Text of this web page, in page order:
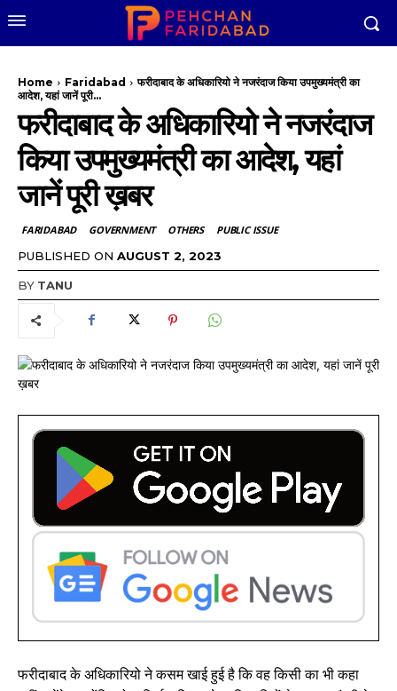
Home Faridabad
फरीदाबाद के अधिकारियो ने नजरंदाज किया उपमुख्यमंत्री का
आदेश, यहां जानें पूरी...
फरीदाबाद के अधिकारियो ने नजरंदाज
किया उपमुख्यमंत्री का आदेश, यहां
जानें पूरी ख़बर
FARIDABAD GOVERNMENT OTHERS PUBLIC ISSUE
PUBLISHED ON AUGUST 2, 2023
BY TANU
फरीदाबाद के अधिकारियो ने कसम खाई हुई है कि वह किसी का भी कहा